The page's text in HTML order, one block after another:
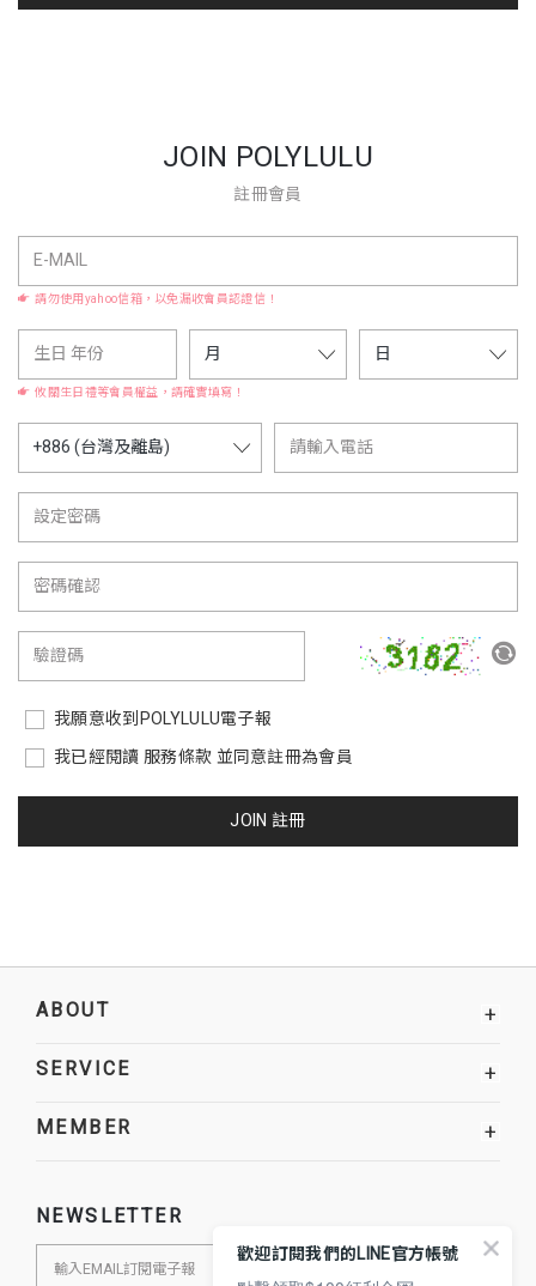
JOIN POLYLULU
註冊會員
請勿使用yahoo信箱，以免漏收會員認證信！
攸關生日禮等會員權益，請確實填寫！
我願意收到POLYLULU電子報
我已經閱讀 服務條款 並同意註冊為會員
JOIN 註冊
ABOUT +
SERVICE +
MEMBER +
NEWSLETTER
歡迎訂閱我們的LINE官方帳號